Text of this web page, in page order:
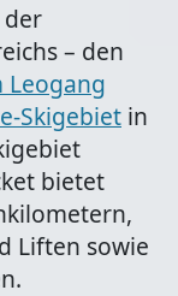
der
– den
Leogang
Skigebiet in
bietet
Liften sowie